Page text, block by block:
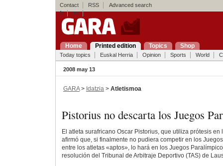
Contact RSS
Advanced search
fr
en
Home Printed edition Topics Shop
Today topics Euskal Herria Opinion Sports World
2008 may 13
GARA> Idatzia > Atletismoa
Pistorius no descarta los Juegos
El atleta surafricano Oscar Pistorius, que utiliza prótesis en
afirmó que, si finalmente no pudiera competir en los
entre los atletas «aptos», lo hará en los Juegos
resolución del Tribunal de Arbitraje Deportivo (TAS) de